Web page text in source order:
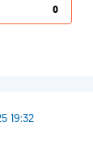
0
19:32